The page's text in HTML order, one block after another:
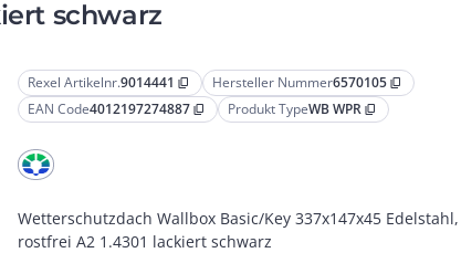
schwarz
Rexel Artikelnr.9014441 content_copy Hersteller Nummer6570105 content_copy
EAN Code4012197274887 content_copy Produkt TypeWB WPR content_copy
Wetterschutzdach Wallbox Basic/Key 337x147x45 Edelstahl,
rostfrei A2 1.4301 lackiert schwarz